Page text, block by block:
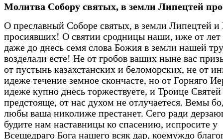
Молитва Собору святых, в земли Липецтей
О преславный Соборе святых, в земли Липецтей и
просиявших! О святии сродницы наши, иже от лет
даже до днесь семя слова Божия в земли нашей
возделали есте! Не от гробов ваших ныне вас
от пустынь казахстанских и беломорских, не от
идеже течение земное скончасте, но от Горняго
идеже купно днесь торжествуете, и Троице Святей
предстояще, от нас духом не отлучаетеся. Вемы
любы ваша николиже престанет. Сего ради
будите нам наставницы ко спасению, испросите у
Всещедраго Бога нашего всяк дар, коемуждо